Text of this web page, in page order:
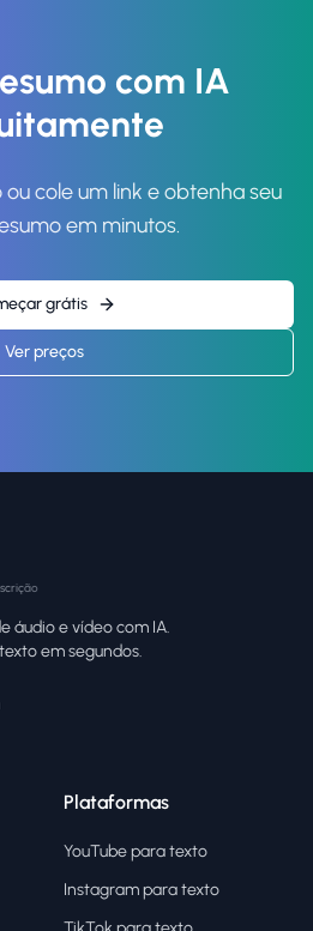
com IA
cole um link e obtenha seu
em minutos.
grátis
Ver preços
áudio e vídeo com IA.
em segundos.
Plataformas
YouTube para texto
Instagram para texto